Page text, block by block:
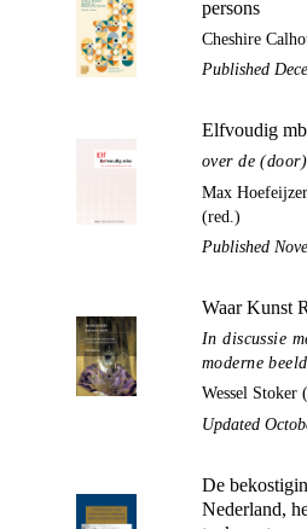
persons
Cheshire
Published
Elfvoudig
over de
Max
(red.)
Published
Waar Kunst
In discussie
moderne
Wessel Stoker
Updated
De
Nederland,